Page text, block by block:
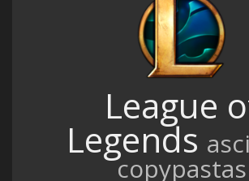
League
Legends
copypastas